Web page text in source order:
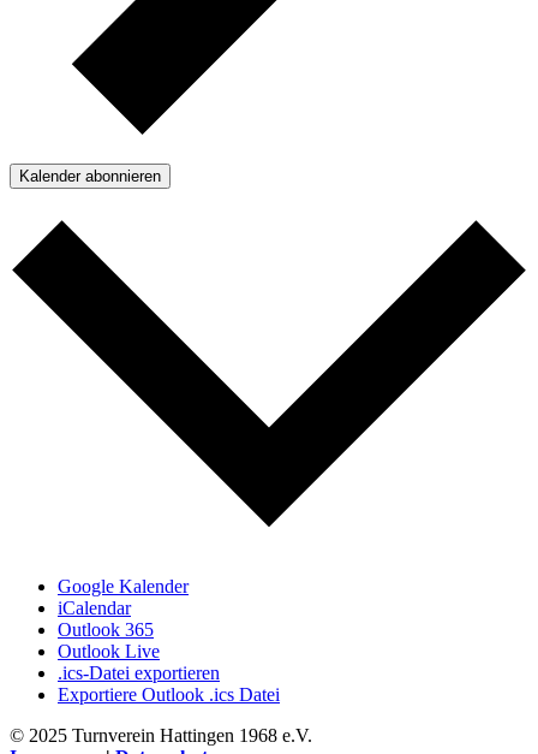
Kalender abonnieren
Google Kalender
iCalendar
Outlook 365
Outlook Live
.ics-Datei exportieren
Exportiere Outlook .ics Datei
© 2025 Turnverein Hattingen 1968 e.V.